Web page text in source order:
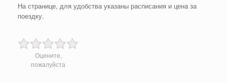
На странице, для удобства указаны расписания и цена за
поездку.
Оцените,
пожалуйста